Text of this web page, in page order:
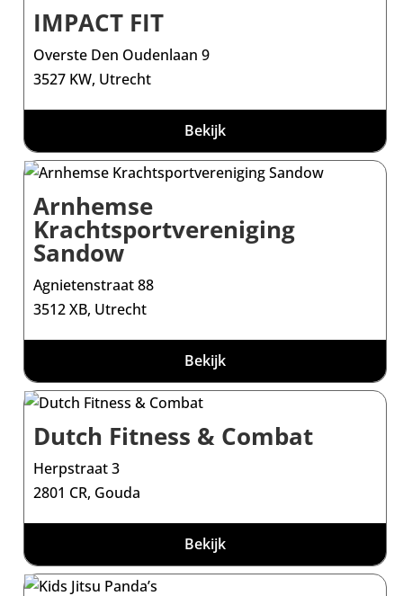
IMPACT FIT
Overste Den Oudenlaan 9
3527 KW, Utrecht
Bekijk
Arnhemse
Krachtsportvereniging
Sandow
Agnietenstraat 88
3512 XB, Utrecht
Bekijk
Dutch Fitness & Combat
Herpstraat 3
2801 CR, Gouda
Bekijk